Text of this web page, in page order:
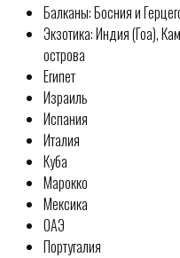
Балканы: Босния и
Экзотика: Индия (Гоа),
острова
Египет
Израиль
Испания
Италия
Куба
Марокко
Мексика
ОАЭ
Португалия